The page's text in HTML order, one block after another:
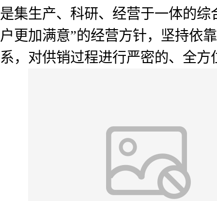
是集生产、科研、经营于一体的
户更加满意”的经营方针，坚持依
系，对供销过程进行严密的、全